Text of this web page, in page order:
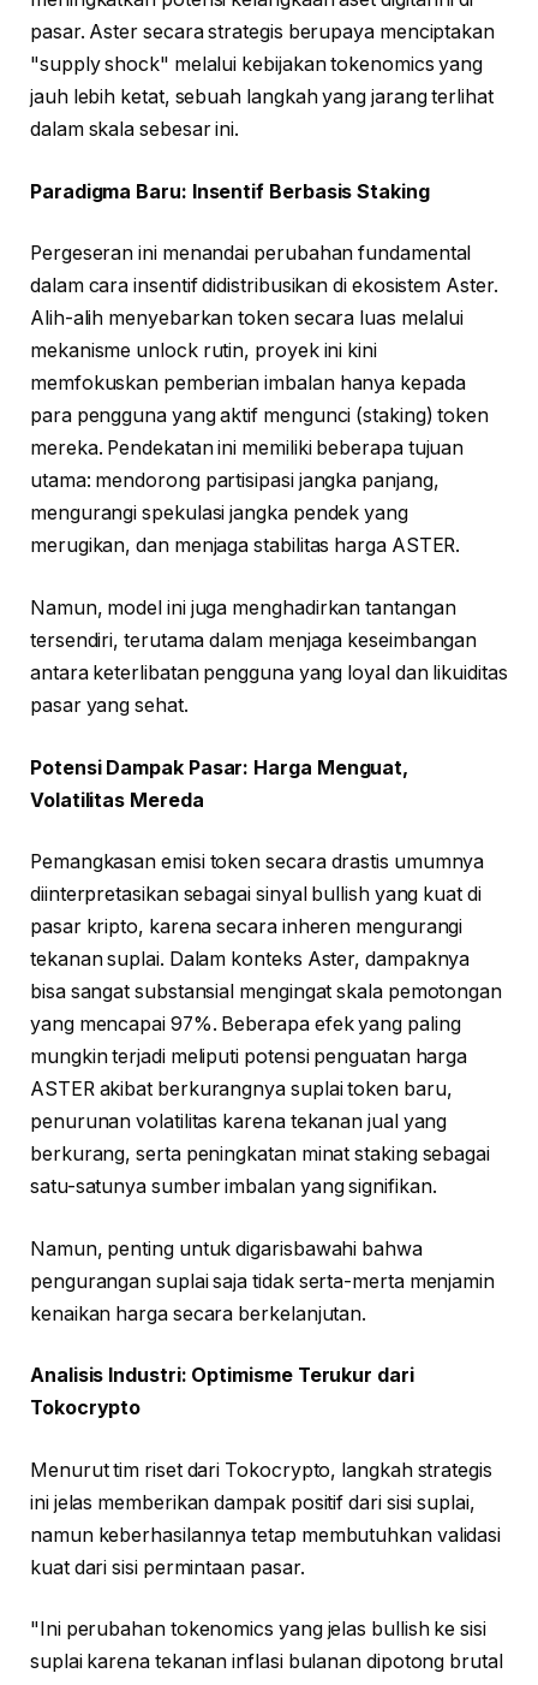
pasar. Aster secara strategis berupaya menciptakan
"supply shock" melalui kebijakan tokenomics yang
jauh lebih ketat, sebuah langkah yang jarang terlihat
dalam skala sebesar ini.
Paradigma Baru: Insentif Berbasis Staking
Pergeseran ini menandai perubahan fundamental
dalam cara insentif didistribusikan di ekosistem Aster.
Alih-alih menyebarkan token secara luas melalui
mekanisme unlock rutin, proyek ini kini
memfokuskan pemberian imbalan hanya kepada
para pengguna yang aktif mengunci (staking) token
mereka. Pendekatan ini memiliki beberapa tujuan
utama: mendorong partisipasi jangka panjang,
mengurangi spekulasi jangka pendek yang
merugikan, dan menjaga stabilitas harga ASTER.
Namun, model ini juga menghadirkan tantangan
tersendiri, terutama dalam menjaga keseimbangan
antara keterlibatan pengguna yang loyal dan likuiditas
pasar yang sehat.
Potensi Dampak Pasar: Harga Menguat,
Volatilitas Mereda
Pemangkasan emisi token secara drastis umumnya
diinterpretasikan sebagai sinyal bullish yang kuat di
pasar kripto, karena secara inheren mengurangi
tekanan suplai. Dalam konteks Aster, dampaknya
bisa sangat substansial mengingat skala pemotongan
yang mencapai 97%. Beberapa efek yang paling
mungkin terjadi meliputi potensi penguatan harga
ASTER akibat berkurangnya suplai token baru,
penurunan volatilitas karena tekanan jual yang
berkurang, serta peningkatan minat staking sebagai
satu-satunya sumber imbalan yang signifikan.
Namun, penting untuk digarisbawahi bahwa
pengurangan suplai saja tidak serta-merta menjamin
kenaikan harga secara berkelanjutan.
Analisis Industri: Optimisme Terukur dari
Tokocrypto
Menurut tim riset dari Tokocrypto, langkah strategis
ini jelas memberikan dampak positif dari sisi suplai,
namun keberhasilannya tetap membutuhkan validasi
kuat dari sisi permintaan pasar.
"Ini perubahan tokenomics yang jelas bullish ke sisi
suplai karena tekanan inflasi bulanan dipotong brutal